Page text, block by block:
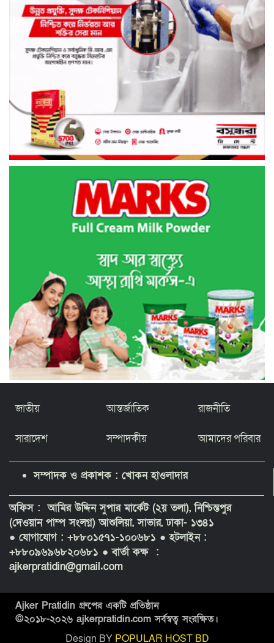
যাত্রাপথে গৌরনদীর টং দোকানে চা পান
তথ্যমন্ত্রী, স্থানীয়দের সঙ্গে কুশল বিনিময়
মাদকের সাথে জড়িত ব্যাক্তিদের কোন প্রকার
ছাড় নেই, নেওয়া হবে কঠোর ব্যবস্থা খুলনা
জেলা পুলিশ সুপার
“জুলাই কোন দল বা গোষ্টীর নয়, এটি সমগ্র
জাতির ” অ্যাডভোকেট জালাল উদ্দিন এমপি
পশু চিকিৎসক নিহত, আহত ৩
কয়রায় জুলাই ছাত্র গণঅভ্যুত্থানের ২য় বার্ষিকী
জুলাই গণ-অভ্যুত্থান দিবসের অনুষ্ঠানে
গণঅধিকার পরিষদের নেতাকে হেনস্থার
অভিযোগ
গৌরনদীতে নিরাপদ অভিবাসন ও দক্ষতা
উন্নয়ন শীর্ষক সেমিনার অনুষ্ঠিত,
জাতীয় আন্তর্জাতিক রাজনীতি
সারাদেশ সম্পাদকীয় আমাদের পরিবার
সম্পাদক ও প্রকাশক : খোকন হাওলাদার
অফিস : আমির উদ্দিন সুপার মার্কেট (২য় তলা), নিশ্চিন্তপুর
(দেওয়ান পাম্প সংলগ্ন) আশুলিয়া, সাভার, ঢাকা- ১৩৪১
● যোগাযোগ : +৮৮০১৫৭১-১০০৬৮১ ● হটলাইন :
+৮৮০৯৬৯৬৮২০৬৮১ ● বার্তা কক্ষ :
ajkerpratidin@gmail.com
Ajker Pratidin গ্রুপের একটি প্রতিষ্ঠান
©২০১৮-২০২৬ ajkerpratidin.com সর্বস্বত্ব সংরক্ষিত।
Design BY POPULAR HOST BD